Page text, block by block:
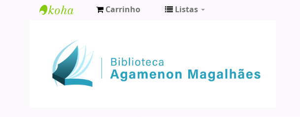
Agamenon
Magalhães
Carrinho Listas